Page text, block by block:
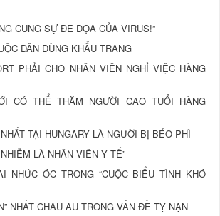
CÙNG SỰ ĐE DỌA CỦA VIRUS!”
DÂN DÙNG KHẨU TRANG
PHẢI CHO NHÂN VIÊN NGHỈ VIỆC HÀNG
CÓ THỂ THĂM NGƯỜI CAO TUỔI HÀNG
TẠI HUNGARY LÀ NGƯỜI BỊ BÉO PHÌ
LÀ NHÂN VIÊN Y TẾ”
NHỨC ÓC TRONG “CUỘC BIỂU TÌNH KHÓ
NHẤT CHÂU ÂU TRONG VẤN ĐỀ TỴ NẠN